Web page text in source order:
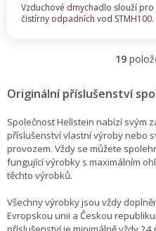
Vzduchové dmychadlo slouží
čistírny odpadních vod STMH100.
19
Originální příslušenství
Společnost Hellstein nabízí svým
příslušenství vlastní výroby nebo
provozem. Vždy se můžete
fungující výrobky s maximálním
těchto výrobků.
Všechny výrobky jsou vždy
Evropskou unii a Českou